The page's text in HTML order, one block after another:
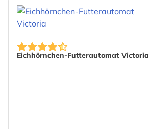
Eichhörnchen-Futterautomat Victoria